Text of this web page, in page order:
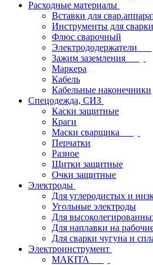
Расходные материалы
Вставки для
Инструменты для сварки
Флюс сварочный
Электрододержатели
Зажим заземления
Маркера
Кабель
Кабельные наконечники
Спецодежда, СИЗ
Каски защитные
Краги
Маски сварщика
Перчатки
Разное
Щитки защитные
Очки защитные
Электроды
Для углеродистых и
Угольные электроды
Для
Для наплавки на
Для сварки чугуна и
Электроинструмент
МAKITA